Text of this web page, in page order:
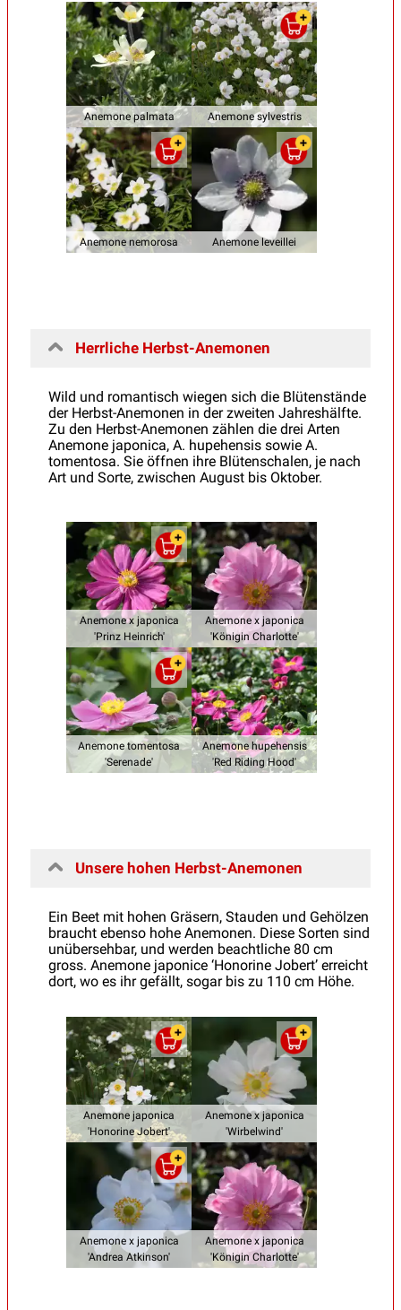
Anemone palmata Anemone sylvestris
Anemone nemorosa Anemone leveillei
Herrliche Herbst-Anemonen
Wild und romantisch wiegen sich die Blütenstände
der Herbst-Anemonen in der zweiten Jahreshälfte.
Zu den Herbst-Anemonen zählen die drei Arten
Anemone japonica, A. hupehensis sowie A.
tomentosa. Sie öffnen ihre Blütenschalen, je nach
Art und Sorte, zwischen August bis Oktober.
Anemone x japonica
'Prinz Heinrich'
Anemone x japonica
'Königin Charlotte'
Anemone tomentosa
'Serenade'
Anemone hupehensis
'Red Riding Hood'
Unsere hohen Herbst-Anemonen
Ein Beet mit hohen Gräsern, Stauden und Gehölzen
braucht ebenso hohe Anemonen. Diese Sorten sind
unübersehbar, und werden beachtliche 80 cm
gross. Anemone japonice ‘Honorine Jobert’ erreicht
dort, wo es ihr gefällt, sogar bis zu 110 cm Höhe.
Anemone japonica
'Honorine Jobert'
Anemone x japonica
'Wirbelwind'
Anemone x japonica
'Andrea Atkinson'
Anemone x japonica
'Königin Charlotte'